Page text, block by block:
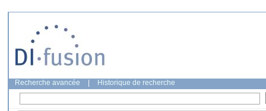
Recherche avancée Historique de recherche